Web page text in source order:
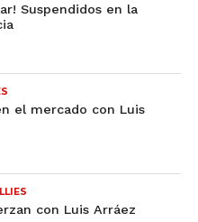
Suspendidos en la
el mercado con Luis
con Luis Arráez